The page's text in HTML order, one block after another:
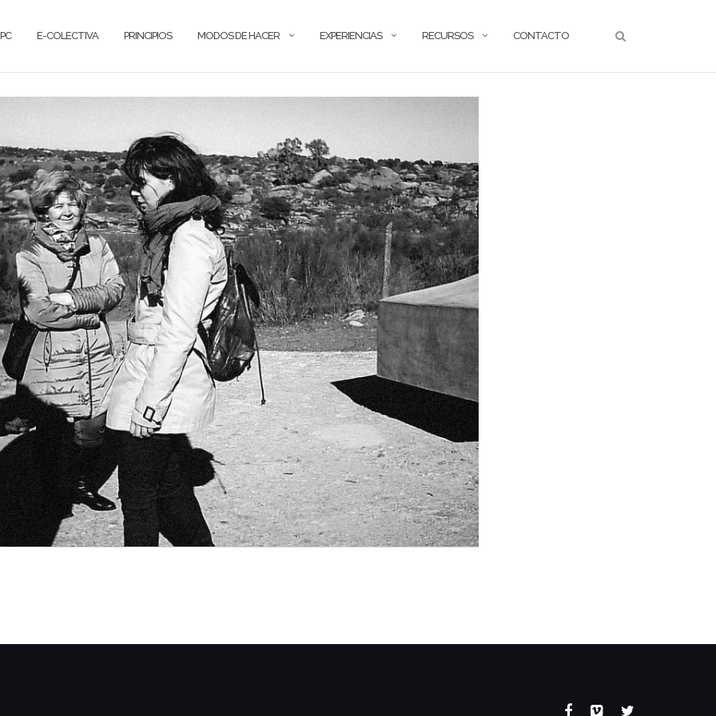
E-COLECTIVA PRINCIPIOS MODOS DE HACER EXPERIENCIAS RECURSOS CONTACTO